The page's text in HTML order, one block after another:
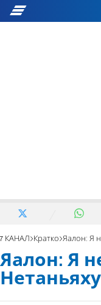
7 КАНАЛ Кратко Яалон: Я
Яалон: Я